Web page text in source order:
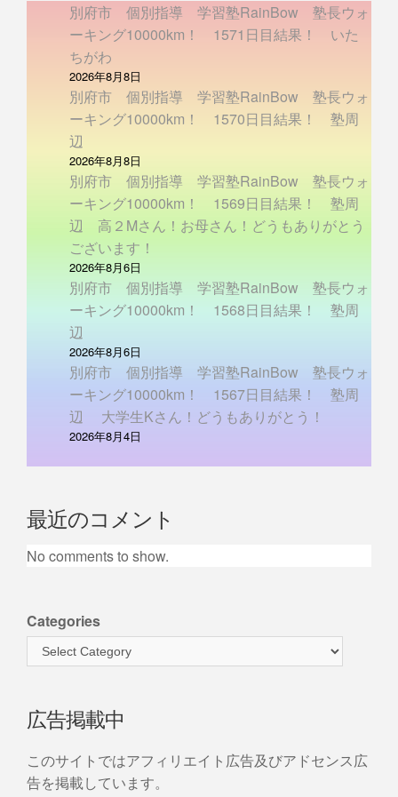
別府市 個別指導 学習塾RainBow 塾長ウォ
ーキング10000km！ 1571日目結果！ いた
ちがわ
2026年8月8日
別府市 個別指導 学習塾RainBow 塾長ウォ
ーキング10000km！ 1570日目結果！ 塾周
辺
2026年8月8日
別府市 個別指導 学習塾RainBow 塾長ウォ
ーキング10000km！ 1569日目結果！ 塾周
辺 高２Mさん！お母さん！どうもありがとう
ございます！
2026年8月6日
別府市 個別指導 学習塾RainBow 塾長ウォ
ーキング10000km！ 1568日目結果！ 塾周
辺
2026年8月6日
別府市 個別指導 学習塾RainBow 塾長ウォ
ーキング10000km！ 1567日目結果！ 塾周
辺 大学生Kさん！どうもありがとう！
2026年8月4日
最近のコメント
No comments to show.
Categories
広告掲載中
このサイトではアフィリエイト広告及びアドセンス広
告を掲載しています。